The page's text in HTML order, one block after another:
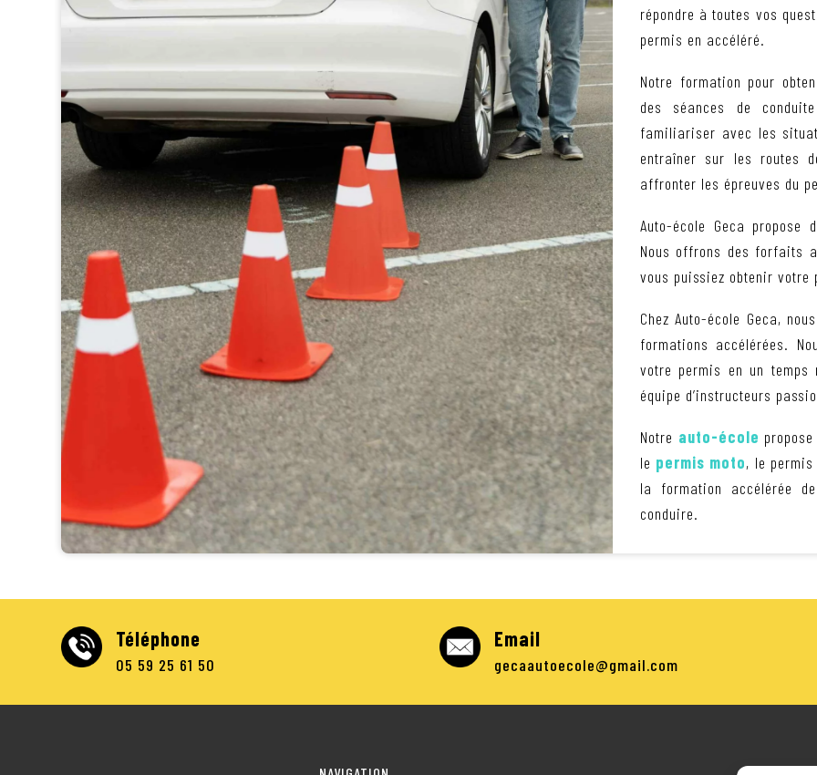
répondre à toutes vos
permis en accéléré.
Notre formation pour
des séances de
familiariser avec les
entraîner sur les routes
affronter les épreuves du
Auto-école Geca
Nous offrons des forfaits
vous puissiez obtenir
Chez Auto-école Geca,
formations accélérées.
votre permis en un temps
équipe d’instructeurs
Notre auto-école
le permis moto, le
la formation accélérée
conduire.
Téléphone
05 59 25 61 50
Email
gecaautoecole@gmail.com